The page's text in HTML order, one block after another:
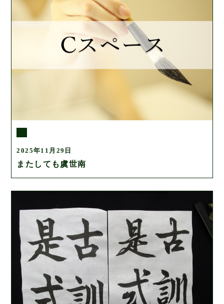
2025年11月29日
またしても虞世南